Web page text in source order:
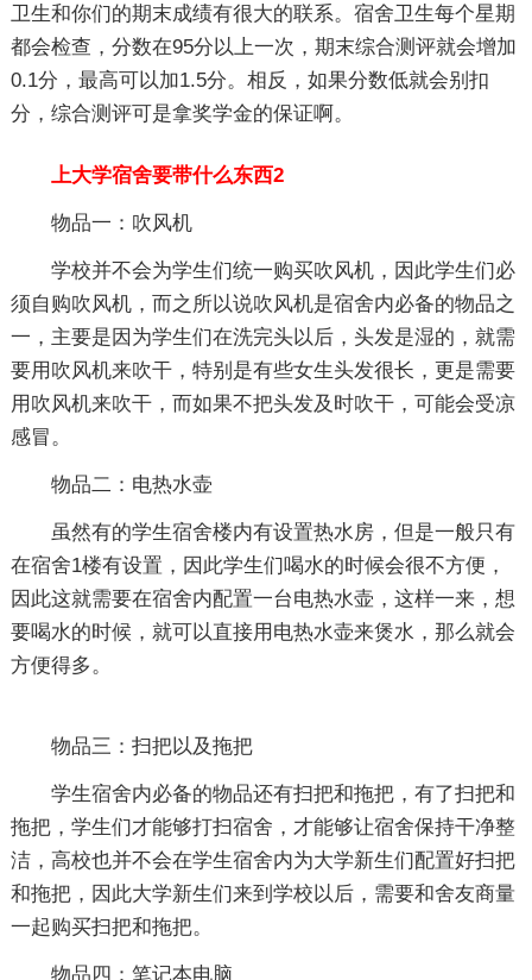
卫生和你们的期末成绩有很大的联系。宿舍卫生每个星期
都会检查，分数在95分以上一次，期末综合测评就会增加
0.1分，最高可以加1.5分。相反，如果分数低就会别扣
分，综合测评可是拿奖学金的保证啊。
上大学宿舍要带什么东西2
物品一：吹风机
学校并不会为学生们统一购买吹风机，因此学生们必
须自购吹风机，而之所以说吹风机是宿舍内必备的物品之
一，主要是因为学生们在洗完头以后，头发是湿的，就需
要用吹风机来吹干，特别是有些女生头发很长，更是需要
用吹风机来吹干，而如果不把头发及时吹干，可能会受凉
感冒。
物品二：电热水壶
虽然有的学生宿舍楼内有设置热水房，但是一般只有
在宿舍1楼有设置，因此学生们喝水的时候会很不方便，
因此这就需要在宿舍内配置一台电热水壶，这样一来，想
要喝水的时候，就可以直接用电热水壶来煲水，那么就会
方便得多。
物品三：扫把以及拖把
学生宿舍内必备的物品还有扫把和拖把，有了扫把和
拖把，学生们才能够打扫宿舍，才能够让宿舍保持干净整
洁，高校也并不会在学生宿舍内为大学新生们配置好扫把
和拖把，因此大学新生们来到学校以后，需要和舍友商量
一起购买扫把和拖把。
物品四：笔记本电脑